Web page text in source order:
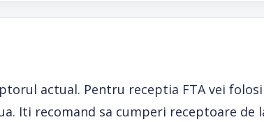
actual. Pentru receptia FTA vei
Iti recomand sa cumperi receptoare de